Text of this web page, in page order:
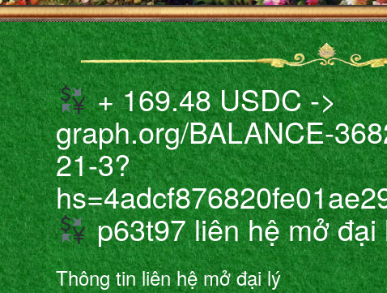
+ 169.48 USDC ->
graph.org/BALANCE-
21-3?
p63t97 liên hệ mở đại
Thông tin liên hệ mở đại lý